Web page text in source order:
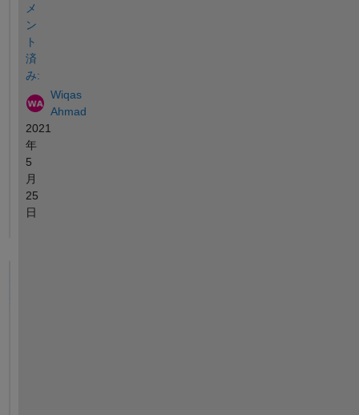
メ
ン
ト
済
み:
Wiqas
Ahmad
2021
年
5
月
25
日